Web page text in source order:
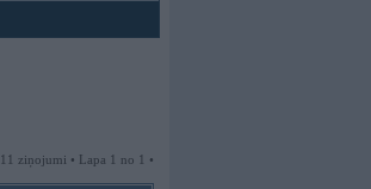
11 ziņojumi • Lapa 1 no 1 •